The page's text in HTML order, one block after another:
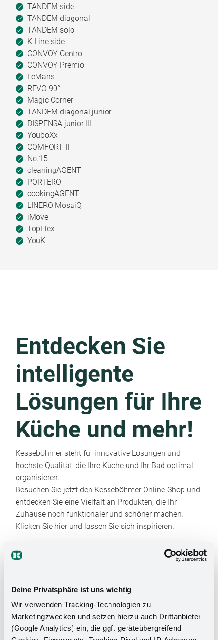
Deine Privatsphäre ist uns wichtig
Wir verwenden Tracking-Technologien zu
Marketingzwecken und setzen hierzu auch Drittanbieter
(Google Analytics) ein, die ggf. geräteübergreifend
TANDEM side
TANDEM diagonal
TANDEM solo
K-Line side
CONVOY Centro
CONVOY Premio
LeMans
REVO 90°
Magic Corner
TANDEM diagonal junior
DISPENSA junior III
YouboXx
COMFORT II
No.15
cleaningAGENT
PORTERO
cookingAGENT
LINERO MosaiQ
iMove
TopFlex
YouK
Entdecken Sie
intelligente
Lösungen für Ihre
Küche und mehr!
Kesseböhmer steht für innovative Lösungen und
höchste Qualität, die Ihre Küche und Ihr Bad optimal
organisieren.
Besuchen Sie jetzt den Kesseböhmer Online-Shop und
entdecken Sie eine Vielfalt an Produkten, die Ihr
Zuhause noch funktionaler und schöner machen.
Klicken Sie hier und lassen Sie sich inspirieren.
Das Stauraumwunder für Ihr